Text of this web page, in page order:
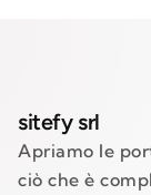
sitefy srl
Apriamo le
ciò che è